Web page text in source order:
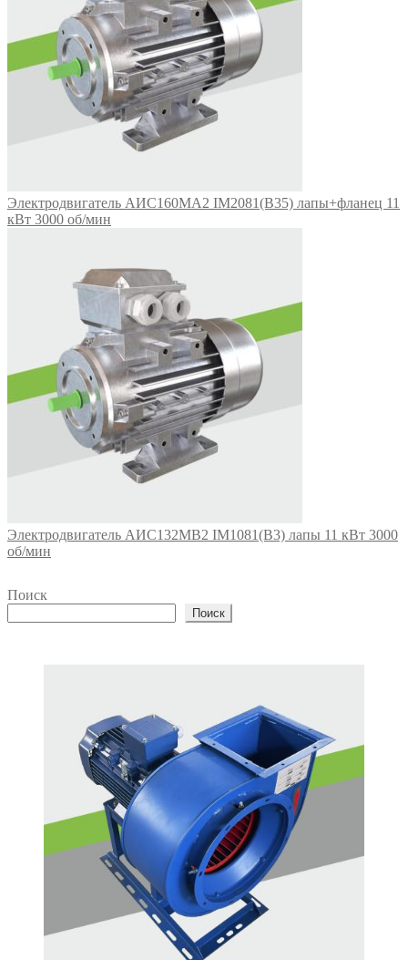
Электродвигатель АИС160МА2 IM2081(B35) лапы+фланец 11
кВт 3000 об/мин
Электродвигатель АИС132МВ2 IM1081(B3) лапы 11 кВт 3000
об/мин
Поиск
Поиск